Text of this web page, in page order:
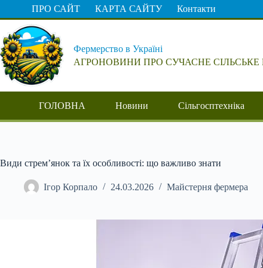
Перейти
вмісту
ПРО САЙТ КАРТА САЙТУ Контакти
Фермерство в Україні
АГРОНОВИНИ ПРО СУЧАСНЕ
ГОЛОВНА Новини Сільгосптехніка
Види стрем’янок та їх особливості: що важливо знати
Ігор Корпало 24.03.2026 Майстерня фермера